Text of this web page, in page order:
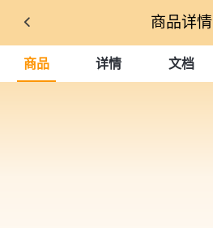
商品详情
商品 详情 文档